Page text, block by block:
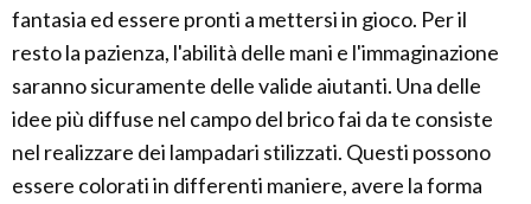
fantasia ed essere pronti a mettersi in gioco. Per il
resto la pazienza, l'abilità delle mani e l'immaginazione
saranno sicuramente delle valide aiutanti. Una delle
idee più diffuse nel campo del brico fai da te consiste
nel realizzare dei lampadari stilizzati. Questi possono
essere colorati in differenti maniere, avere la forma